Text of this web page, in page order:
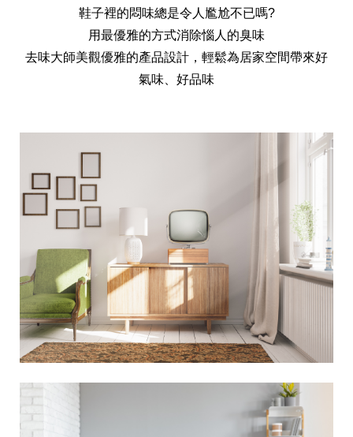
經營團隊
居家打掃工具
防蚊驅蟲
ESG永續發展
重視企業道德、遵守法治，並積極參與社會公益，追求
永續發展
公司治理
提升資訊透明度為遵循原則，逐步推動各項制度及辦法
代工服務
我們提供完整與品質保證的代工服務(ODM/OEM)
鞋子裡的悶味總是令人尷尬不已嗎?
用最優雅的方式消除惱人的臭味
去味大師美觀優雅的產品設計，輕鬆為居家空間帶來好
氣味、好品味